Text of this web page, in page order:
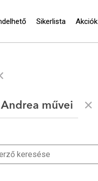
Sikerlista Akciók
Andrea művei